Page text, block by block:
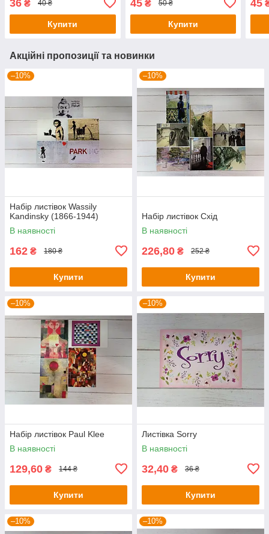
36 ₴ 40 ₴
Купити
1835-1836
45₴ 50 ₴
Купити
45
Акційні пропозиції та новинки
–10%
Набір листівок Wassily
Kandinsky (1866-1944)
В наявності
162 ₴ 180 ₴
Купити
–10%
Набір листівок Схід
В наявності
226,80 ₴ 252 ₴
Купити
–10%
Набір листівок Paul Klee
В наявності
129,60 ₴ 144 ₴
Купити
–10%
Листівка Sorry
В наявності
32,40 ₴ 36 ₴
Купити
–10% –10%